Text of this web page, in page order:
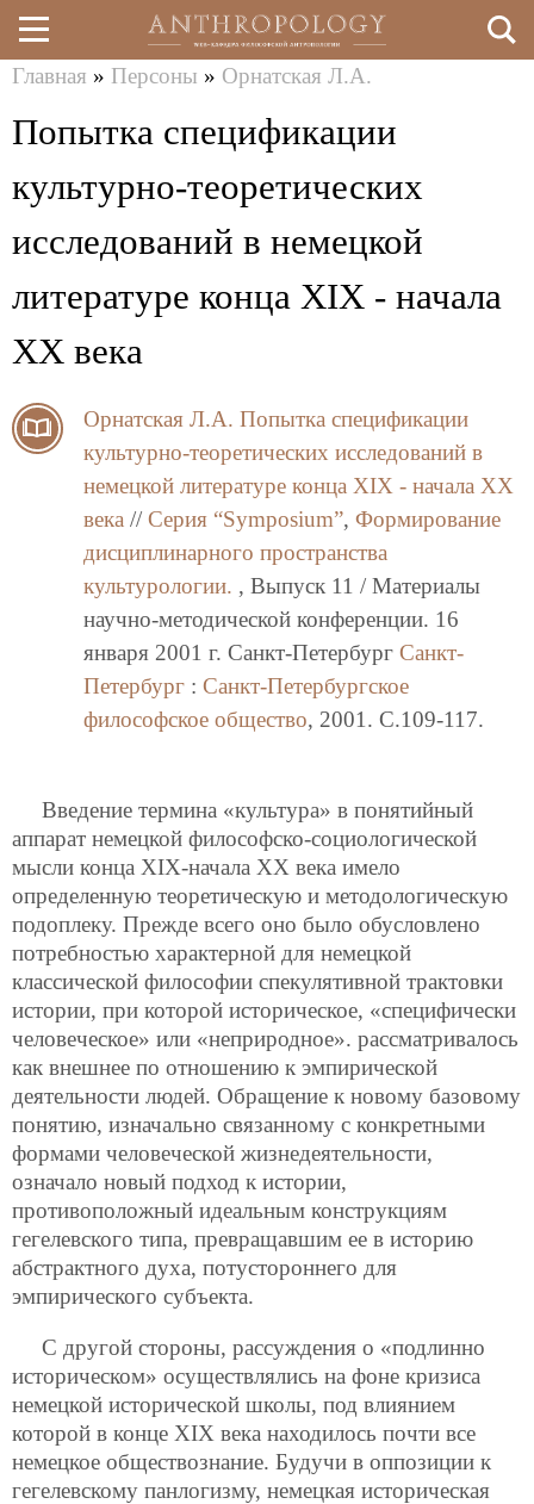
Перейти
к
здесь
Главная » Персоны » Орнатская Л.А.
Попытка спецификации
культурно-теоретических
исследований в немецкой
литературе конца ХIХ - начала
ХХ века
Орнатская Л.А. Попытка спецификации
культурно-теоретических исследований в
немецкой литературе конца ХIХ - начала ХХ
века // Серия “Symposium”, Формирование
дисциплинарного пространства
культурологии. , Выпуск 11 / Материалы
научно-методической конференции. 16
января 2001 г. Санкт-Петербург Санкт-
Петербург : Санкт-Петербургское
философское общество, 2001. C.109-117.
Введение термина «культура» в понятийный
аппарат немецкой философско-социологической
мысли конца ХIХ-начала ХХ века имело
определенную теоретическую и методологическую
подоплеку. Прежде всего оно было обусловлено
потребностью характерной для немецкой
классической философии спекулятивной трактовки
истории, при которой историческое, «специфически
человеческое» или «неприродное». рассматривалось
как внешнее по отношению к эмпирической
деятельности людей. Обращение к новому базовому
понятию, изначально связанному с конкретными
формами человеческой жизнедеятельности,
означало новый подход к истории,
противоположный идеальным конструкциям
гегелевского типа, превращавшим ее в историю
абстрактного духа, потустороннего для
эмпирического субъекта.
С другой стороны, рассуждения о «подлинно
историческом» осуществлялись на фоне кризиса
немецкой исторической школы, под влиянием
которой в конце ХIХ века находилось почти все
немецкое обществознание. Будучи в оппозиции к
гегелевскому панлогизму, немецкая историческая